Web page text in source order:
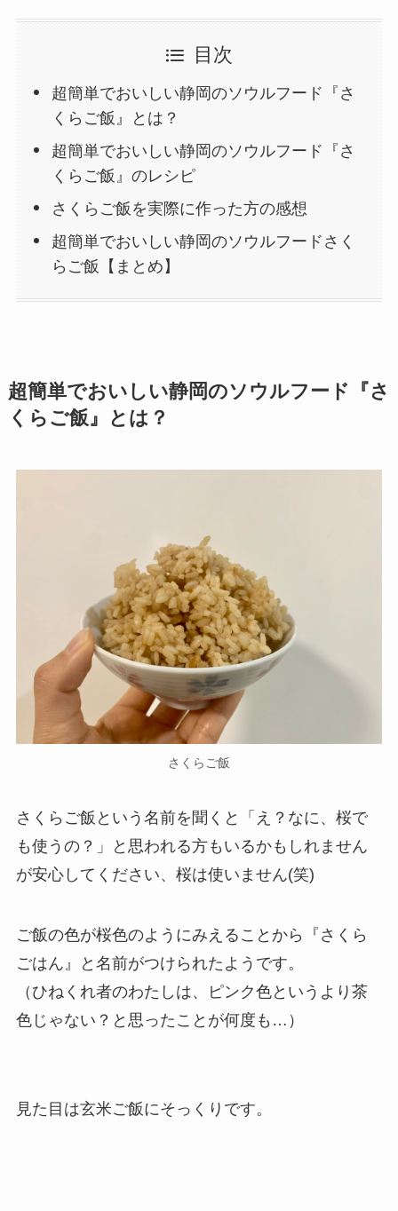
目次
超簡単でおいしい静岡のソウルフード『さ
くらご飯』とは？
超簡単でおいしい静岡のソウルフード『さ
くらご飯』のレシピ
さくらご飯を実際に作った方の感想
超簡単でおいしい静岡のソウルフードさく
らご飯【まとめ】
超簡単でおいしい静岡のソウルフード『さ
くらご飯』とは？
さくらご飯
さくらご飯という名前を聞くと「え？なに、桜で
も使うの？」と思われる方もいるかもしれません
が安心してください、桜は使いません(笑)
ご飯の色が桜色のようにみえることから『さくら
ごはん』と名前がつけられたようです。
（ひねくれ者のわたしは、ピンク色というより茶
色じゃない？と思ったことが何度も…）
見た目は玄米ご飯にそっくりです。